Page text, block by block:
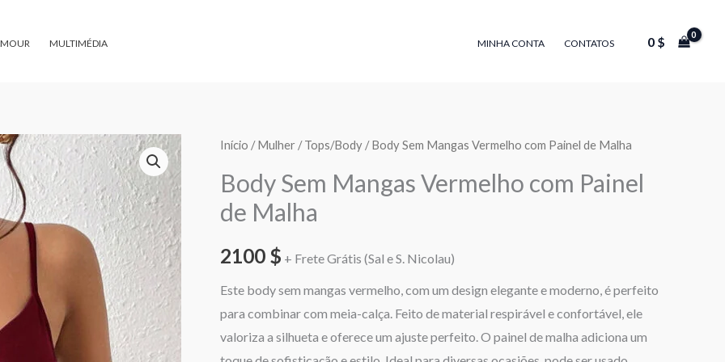
MULTIMÉDIA MINHA CONTA CONTATOS 0 $
Início /Mulher /Tops/Body / Body Sem Mangas Vermelho com Painel de Malha
Body Sem Mangas Vermelho com Painel
de Malha
2100 $ + Frete Grátis (Sal e S. Nicolau)
Este body sem mangas vermelho, com um design elegante e moderno, é perfeito
para combinar com meia-calça. Feito de material respirável e confortável, ele
valoriza a silhueta e oferece um ajuste perfeito. O painel de malha adiciona um
Quantidade
Body
Sem
Vermelho
com
Painel
de
Malha